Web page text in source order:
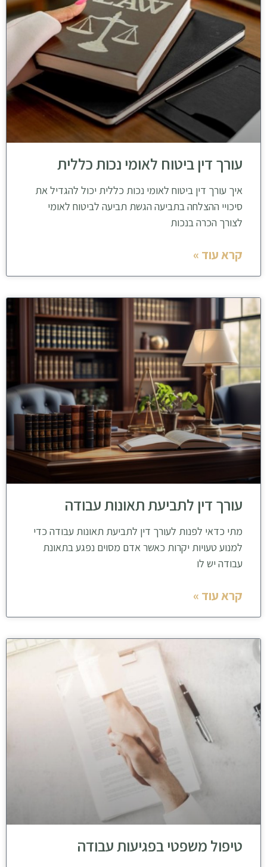
עורך דין ביטוח לאומי נכות כללית
איך עורך דין ביטוח לאומי נכות כללית יכול להגדיל את
סיכויי ההצלחה בתביעה הגשת תביעה לביטוח לאומי
לצורך הכרה בנכות
קרא עוד »
עורך דין לתביעת תאונות עבודה
מתי כדאי לפנות לעורך דין לתביעת תאונות עבודה כדי
למנוע טעויות יקרות כאשר אדם מסוים נפגע בתאונת
עבודה יש לו
קרא עוד »
טיפול משפטי בפגיעות עבודה